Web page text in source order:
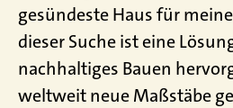
gesündeste Haus für
dieser Suche ist eine
nachhaltiges Bauen
weltweit neue Maßstäbe